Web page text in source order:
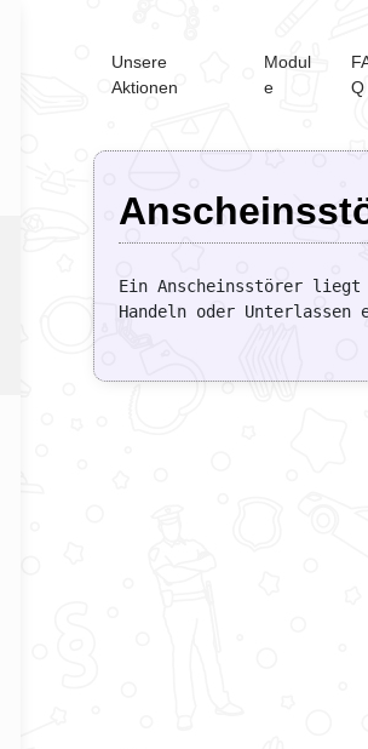
Unsere
Aktionen
Modul
e
Q
Ein Anscheinsstörer liegt
Handeln oder Unterlassen